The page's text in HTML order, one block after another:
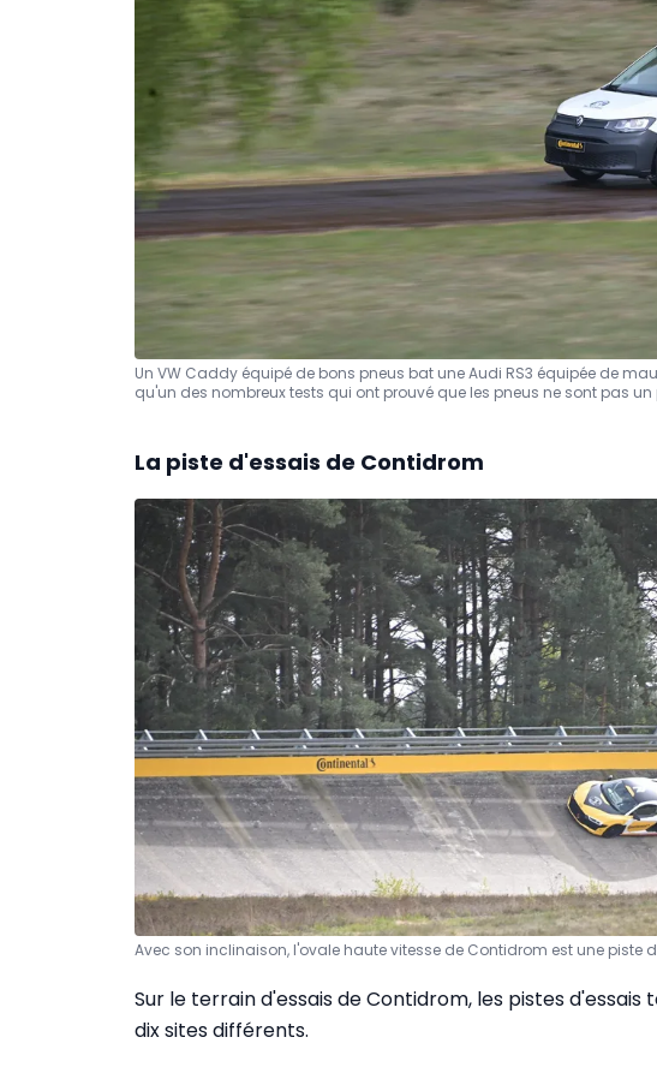
Un VW Caddy équipé de bons pneus bat une Audi RS3 équipée de
qu'un des nombreux tests qui ont prouvé que les pneus ne sont pas
La piste d'essais de Contidrom
Avec son inclinaison, l'ovale haute vitesse de Contidrom est une piste
Sur le terrain d'essais de Contidrom, les pistes
dix sites différents.